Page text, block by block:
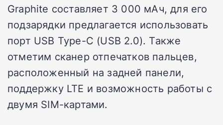
Graphite составляет 3 000 мАч, для его
подзарядки предлагается использовать
порт USB Type-C (USB 2.0). Также
отметим сканер отпечатков пальцев,
расположенный на задней панели,
поддержку LTE и возможность работы с
двумя SIM-картами.